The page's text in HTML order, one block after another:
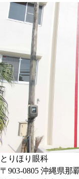
とりほり眼科
〒903-0805 沖縄県那